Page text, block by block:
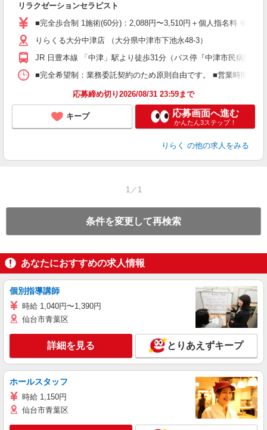
リラクゼーションセラピスト
■完全歩合制 1施術(60分)：2,088円〜3,510円＋個人指名料 ※個
りらくる大分中津店 （大分県中津市下池永48-3）
JR 日豊本線 「中津」駅より徒歩31分（バス停『中津市民病院入
■完全希望制：業務委託契約のため原則自由です。 ■営業時間帯
応募締め切り2026/08/31 23:59まで
キープ 応募画面へ進む
かんたん3ステップ！
りらく の他の求人をみる
1／1
条件を変更して再検索
あなたにおすすめの求人情報
個別指導講師
時給 1,040円〜1,390円
仙台市青葉区
詳細を見る とりあえずキープ
ホールスタッフ
時給 1,150円
仙台市青葉区